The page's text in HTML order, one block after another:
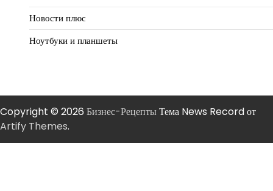
Новости плюс
Ноутбуки и планшеты
Copyright © 2026 Бизнес-РецептыТема News Record от
Artify Themes.